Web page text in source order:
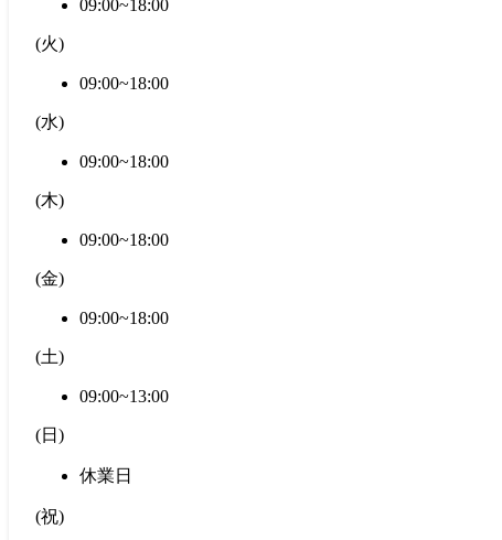
09:00~18:00
(火)
09:00~18:00
(水)
09:00~18:00
(木)
09:00~18:00
(金)
09:00~18:00
(土)
09:00~13:00
(日 )
休業日
(祝)